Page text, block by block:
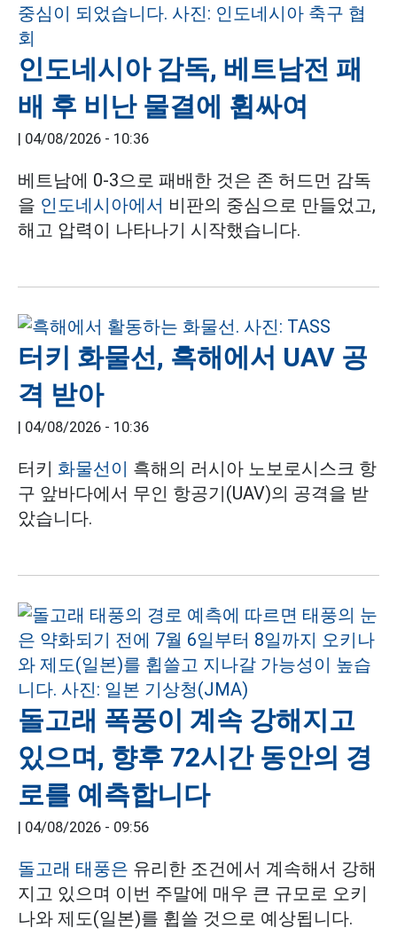
인도네시아 감독, 베트남전 패
배 후 비난 물결에 휩싸여
04/08/2026 - 10:36
베트남에 0-3으로 패배한 것은 존 허드먼 감독
을 인도네시아에서 비판의 중심으로 만들었고,
해고 압력이 나타나기 시작했습니다.
터키 화물선, 흑해에서 UAV 공
격 받아
04/08/2026 - 10:36
터키 화물선이 흑해의 러시아 노보로시스크 항
구 앞바다에서 무인 항공기(UAV)의 공격을 받
았습니다.
돌고래 폭풍이 계속 강해지고
있으며, 향후 72시간 동안의 경
로를 예측합니다
04/08/2026 - 09:56
돌고래 태풍은 유리한 조건에서 계속해서 강해
지고 있으며 이번 주말에 매우 큰 규모로 오키
나와 제도(일본)를 휩쓸 것으로 예상됩니다.